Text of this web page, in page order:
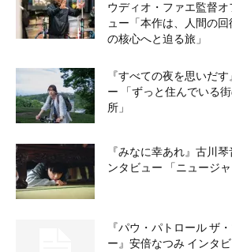
ウディオ・ファエ監督
ュー「本作は、人間の
の核心へと迫る旅」
『すべての夜を思いだ
ー 「ずっと住んでいる
所」
『みなに幸あれ』古川
ンタビュー 「ニュージ
『パウ・パトロール ザ
ー』安倍なつみ インタ